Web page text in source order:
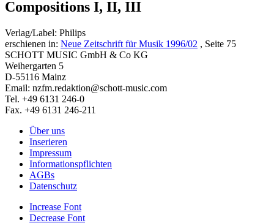
Compositions I, II, III
Verlag/Label: Philips
erschienen in: Neue Zeitschrift für Musik 1996/02 , Seite 75
SCHOTT MUSIC GmbH & Co KG
Weihergarten 5
D-55116 Mainz
Email: nzfm.redaktion@schott-music.com
Tel. +49 6131 246-0
Fax. +49 6131 246-211
Über uns
Inserieren
Impressum
Informationspflichten
AGBs
Datenschutz
Increase Font
Decrease Font